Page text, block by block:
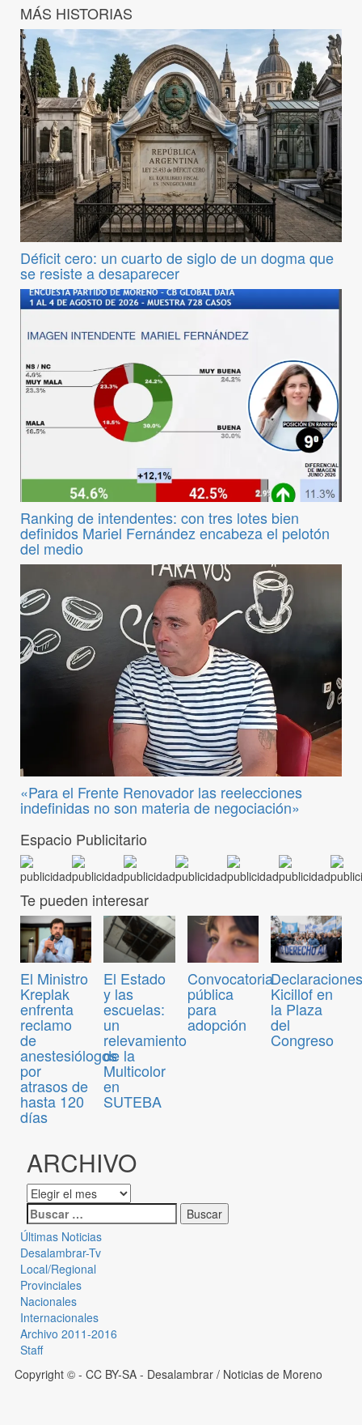
MÁS HISTORIAS
Déficit cero: un cuarto de siglo de un dogma que
se resiste a desaparecer
Ranking de intendentes: con tres lotes bien
definidos Mariel Fernández encabeza el pelotón
del medio
«Para el Frente Renovador las reelecciones
indefinidas no son materia de negociación»
Espacio Publicitario
Te pueden interesar
El Ministro
Kreplak
enfrenta
reclamo
de
anestesiólogos
por
atrasos de
hasta 120
días
El Estado
y las
escuelas:
un
relevamiento
de la
Multicolor
en
SUTEBA
Convocatoria
pública
para
adopción
Kicillof en
la Plaza
del
Congreso
ARCHIVO
Últimas Noticias
Desalambrar-Tv
Local/Regional
Provinciales
Nacionales
Internacionales
Archivo 2011-2016
Staff
Copyright © - CC BY-SA - Desalambrar / Noticias de Moreno